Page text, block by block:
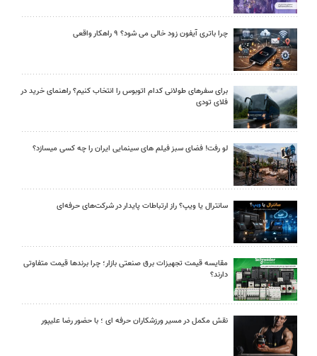
چرا باتری آیفون زود خالی می شود؟ ۹ راهکار واقعی
برای سفرهای طولانی کدام اتوبوس را انتخاب کنیم؟ راهنمای خرید در
فلای تودی
لو رفت! فضای سبز فیلم های سینمایی ایران را چه کسی میسازد؟
سانترال یا ویپ؟ راز ارتباطات پایدار در شرکت‌های حرفه‌ای
مقایسه قیمت تجهیزات برق صنعتی بازار؛ چرا برندها قیمت متفاوتی
دارند؟
نقش مکمل در مسیر ورزشکاران حرفه ای ؛ با حضور رضا علیپور